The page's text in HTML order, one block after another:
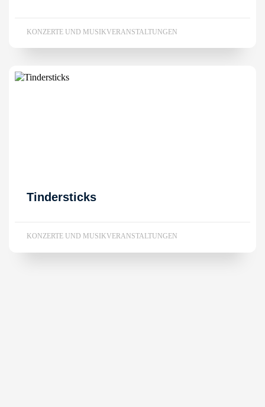
KONZERTE UND MUSIKVERANSTALTUNGEN
Tindersticks
KONZERTE UND MUSIKVERANSTALTUNGEN